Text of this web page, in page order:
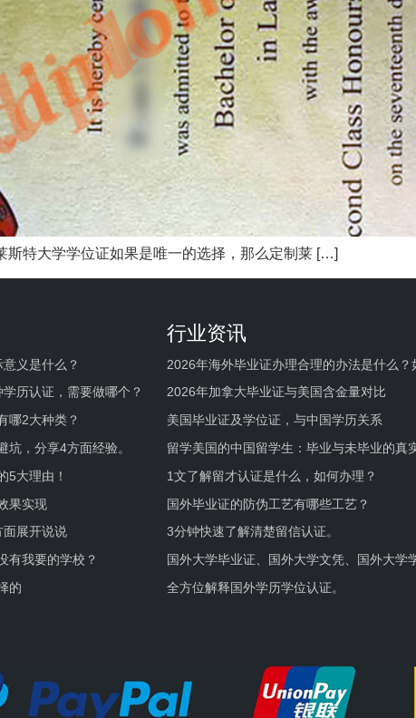
大学学位证如果是唯一的选择，那么定制莱 […]
义是什么？
历认证，需要做哪个？
哪2大种类？
坑，分享4方面经验。
5大理由！
果实现
展开说说
有我要的学校？
的
行业资讯
2026年海外毕业证办理合理的办法是什么？
2026年加拿大毕业证与美国含金量对比
美国毕业证及学位证，与中国学历关系
留学美国的中国留学生：毕业与未毕业的真
1文了解留才认证是什么，如何办理？
国外毕业证的防伪工艺有哪些工艺？
3分钟快速了解清楚留信认证。
国外大学毕业证、国外大学文凭、国外大学
全方位解释国外学历学位认证。